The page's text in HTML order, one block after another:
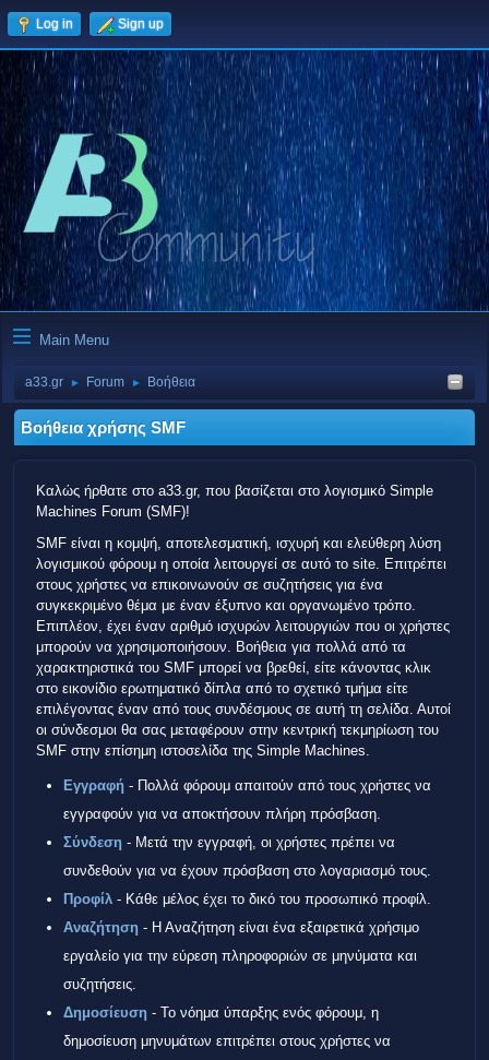
Log in Sign up
Main Menu
a33.gr ► Forum ► Βοήθεια
Βοήθεια χρήσης SMF
Καλώς ήρθατε στο a33.gr, που βασίζεται στο λογισμικό Simple
Machines Forum (SMF)!
SMF είναι η κομψή, αποτελεσματική, ισχυρή και ελεύθερη λύση
λογισμικού φόρουμ η οποία λειτουργεί σε αυτό το site. Επιτρέπει
στους χρήστες να επικοινωνούν σε συζητήσεις για ένα
συγκεκριμένο θέμα με έναν έξυπνο και οργανωμένο τρόπο.
Επιπλέον, έχει έναν αριθμό ισχυρών λειτουργιών που οι χρήστες
μπορούν να χρησιμοποιήσουν. Βοήθεια για πολλά από τα
χαρακτηριστικά του SMF μπορεί να βρεθεί, είτε κάνοντας κλικ
στο εικονίδιο ερωτηματικό δίπλα από το σχετικό τμήμα είτε
επιλέγοντας έναν από τους συνδέσμους σε αυτή τη σελίδα. Αυτοί
οι σύνδεσμοι θα σας μεταφέρουν στην κεντρική τεκμηρίωση του
SMF στην επίσημη ιστοσελίδα της Simple Machines.
Εγγραφή - Πολλά φόρουμ απαιτούν από τους χρήστες να
εγγραφούν για να αποκτήσουν πλήρη πρόσβαση.
Σύνδεση - Μετά την εγγραφή, οι χρήστες πρέπει να
συνδεθούν για να έχουν πρόσβαση στο λογαριασμό τους.
Προφίλ - Κάθε μέλος έχει το δικό του προσωπικό προφίλ.
Αναζήτηση - Η Αναζήτηση είναι ένα εξαιρετικά χρήσιμο
εργαλείο για την εύρεση πληροφοριών σε μηνύματα και
συζητήσεις.
Δημοσίευση - Το νόημα ύπαρξης ενός φόρουμ, η
δημοσίευση μηνυμάτων επιτρέπει στους χρήστες να